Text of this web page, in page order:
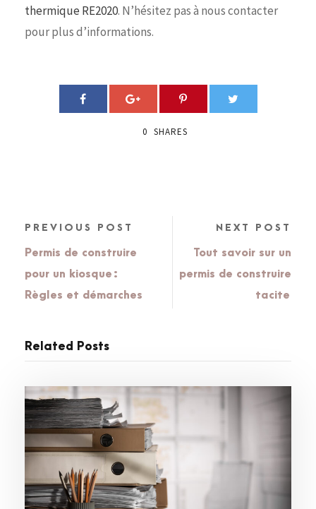
thermique RE2020. N’hésitez pas à nous contacter
pour plus d’informations.
0 SHARES
PREVIOUS POST
Permis de construire
pour un kiosque :
Règles et démarches
NEXT POST
Tout savoir sur un
permis de construire
tacite
Related Posts